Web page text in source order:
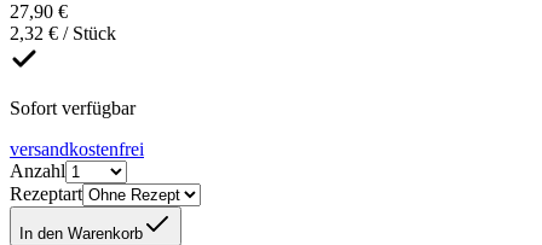
27,90 €
2,32 € / Stück
Sofort verfügbar
versandkostenfrei
Anzahl
Rezeptart
In den Warenkorb